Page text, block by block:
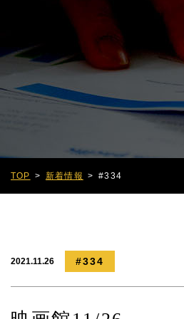
TOP 新着情報 #334
2021.11.26 #334